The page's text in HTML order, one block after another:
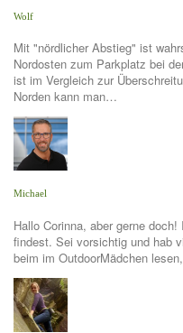
Wolf
Mit "nördlicher Abstieg" ist
Nordosten zum Parkplatz bei
ist im Vergleich zur
Norden kann man…
Michael
Hallo Corinna, aber gerne
findest. Sei vorsichtig und hab
beim im OutdoorMädchen